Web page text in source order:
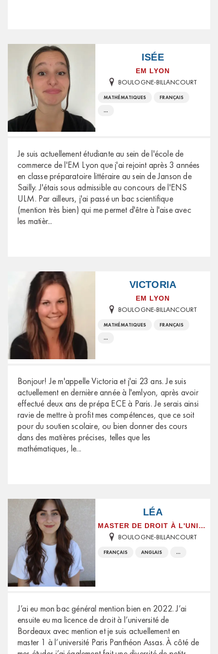
ISÉE
EM LYON
BOULOGNE-BILLANCOURT
MATHÉMATIQUES FRANÇAIS
...
Je suis actuellement étudiante au sein de l'école de
commerce de l'EM Lyon que j'ai rejoint après 3 années
en classe préparatoire littéraire au sein de Janson de
Sailly. J'étais sous admissible au concours de l'ENS
ULM. Par ailleurs, j'ai passé un bac scientifique
(mention très bien) qui me permet d'être à l'aise avec
les matièr...
VICTORIA
EM LYON
BOULOGNE-BILLANCOURT
MATHÉMATIQUES FRANÇAIS
...
Bonjour! Je m'appelle Victoria et j'ai 23 ans. Je suis
actuellement en dernière année à l'emlyon, après avoir
effectué deux ans de prépa ECE à Paris. Je serais ainsi
ravie de mettre à profit mes compétences, que ce soit
pour du soutien scolaire, ou bien donner des cours
dans des matières précises, telles que les
mathématiques, le...
LÉA
MASTER DE DROIT À L'UNIVERSITÉ PANTHÉON-ASSAS
BOULOGNE-BILLANCOURT
FRANÇAIS ANGLAIS ...
J’ai eu mon bac général mention bien en 2022. J’ai
ensuite eu ma licence de droit à l’université de
Bordeaux avec mention et je suis actuellement en
master 1 à l’université Paris Panthéon Assas. À côté de